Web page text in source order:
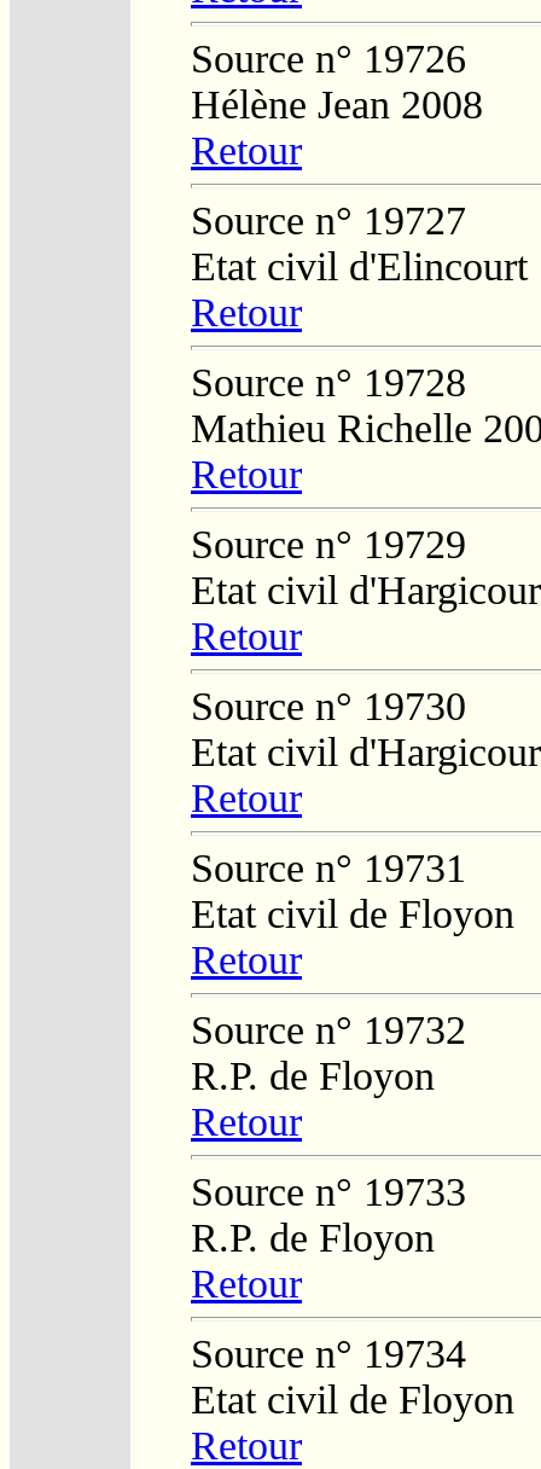
Source n° 19726
Hélène Jean 2008
Retour
Source n° 19727
Etat civil d'Elincourt
Retour
Source n° 19728
Mathieu Richelle
Retour
Source n° 19729
Etat civil
Retour
Source n° 19730
Etat civil
Retour
Source n° 19731
Etat civil de Floyon
Retour
Source n° 19732
R.P. de Floyon
Retour
Source n° 19733
R.P. de Floyon
Retour
Source n° 19734
Etat civil de Floyon
Retour